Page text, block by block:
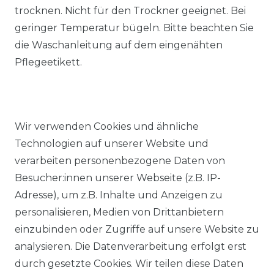
trocknen. Nicht für den Trockner geeignet. Bei
geringer Temperatur bügeln. Bitte beachten Sie
die Waschanleitung auf dem eingenähten
Pflegeetikett.
Ähnlicher Artikel
Casa Moda - Herren
Strickjacke in verschiedenen
Farben, S-6XL (004450)
UVP 69,99 €
ab 64,00 € *
Wir verwenden Cookies und ähnliche
Technologien auf unserer Website und
verarbeiten personenbezogene Daten von
Besucher:innen unserer Webseite (z.B. IP-
Adresse), um z.B. Inhalte und Anzeigen zu
personalisieren, Medien von Drittanbietern
einzubinden oder Zugriffe auf unsere Website zu
analysieren. Die Datenverarbeitung erfolgt erst
durch gesetzte Cookies. Wir teilen diese Daten